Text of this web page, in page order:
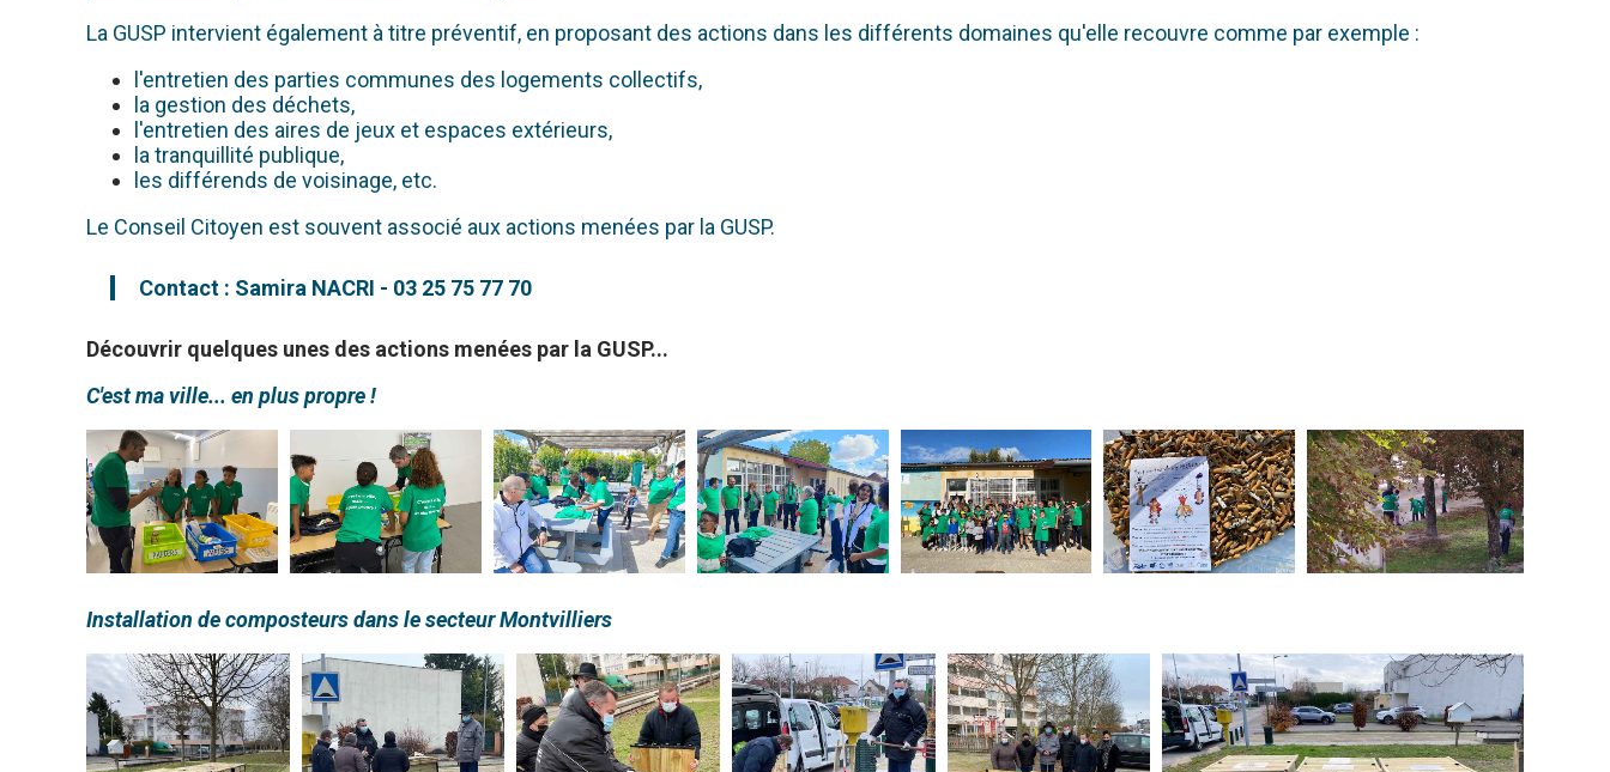
La GUSP intervient également à titre préventif, en proposant des actions dans les différents domaines qu'elle recouvre comme par exemple :
l'entretien des parties communes des logements collectifs,
la gestion des déchets,
l'entretien des aires de jeux et espaces extérieurs,
la tranquillité publique,
les différends de voisinage, etc.
Le Conseil Citoyen est souvent associé aux actions menées par la GUSP.
Contact : Samira NACRI - 03 25 75 77 70
Découvrir quelques unes des actions menées par la GUSP...
C'est ma ville... en plus propre !
Installation de composteurs dans le secteur Montvilliers